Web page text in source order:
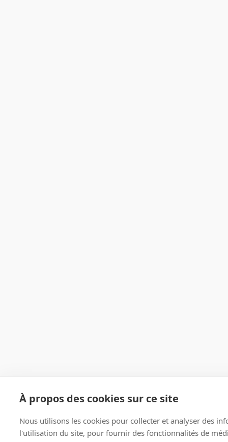
À propos des cookies sur ce site
Nous utilisons les cookies pour collecter et analyser des
l'utilisation du site, pour fournir des fonctionnalités de